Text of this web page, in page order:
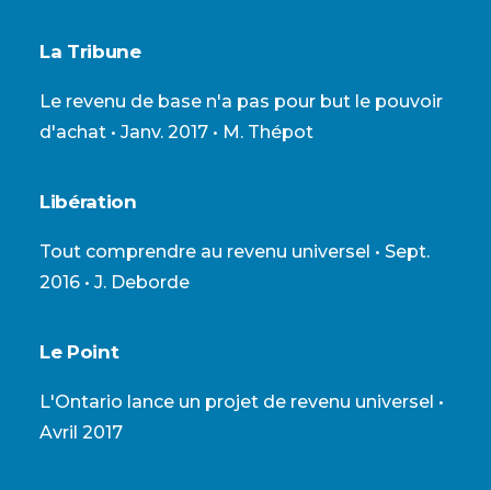
La Tribune
Le revenu de base n'a pas pour but le pouvoir
d'achat • Janv. 2017 • M. Thépot
Libération
Tout comprendre au revenu universel • Sept.
2016 • J. Deborde
Le Point
L'Ontario lance un projet de revenu universel •
Avril 2017